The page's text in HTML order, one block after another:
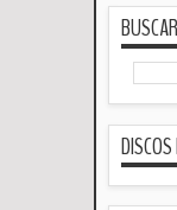
BUSCAR